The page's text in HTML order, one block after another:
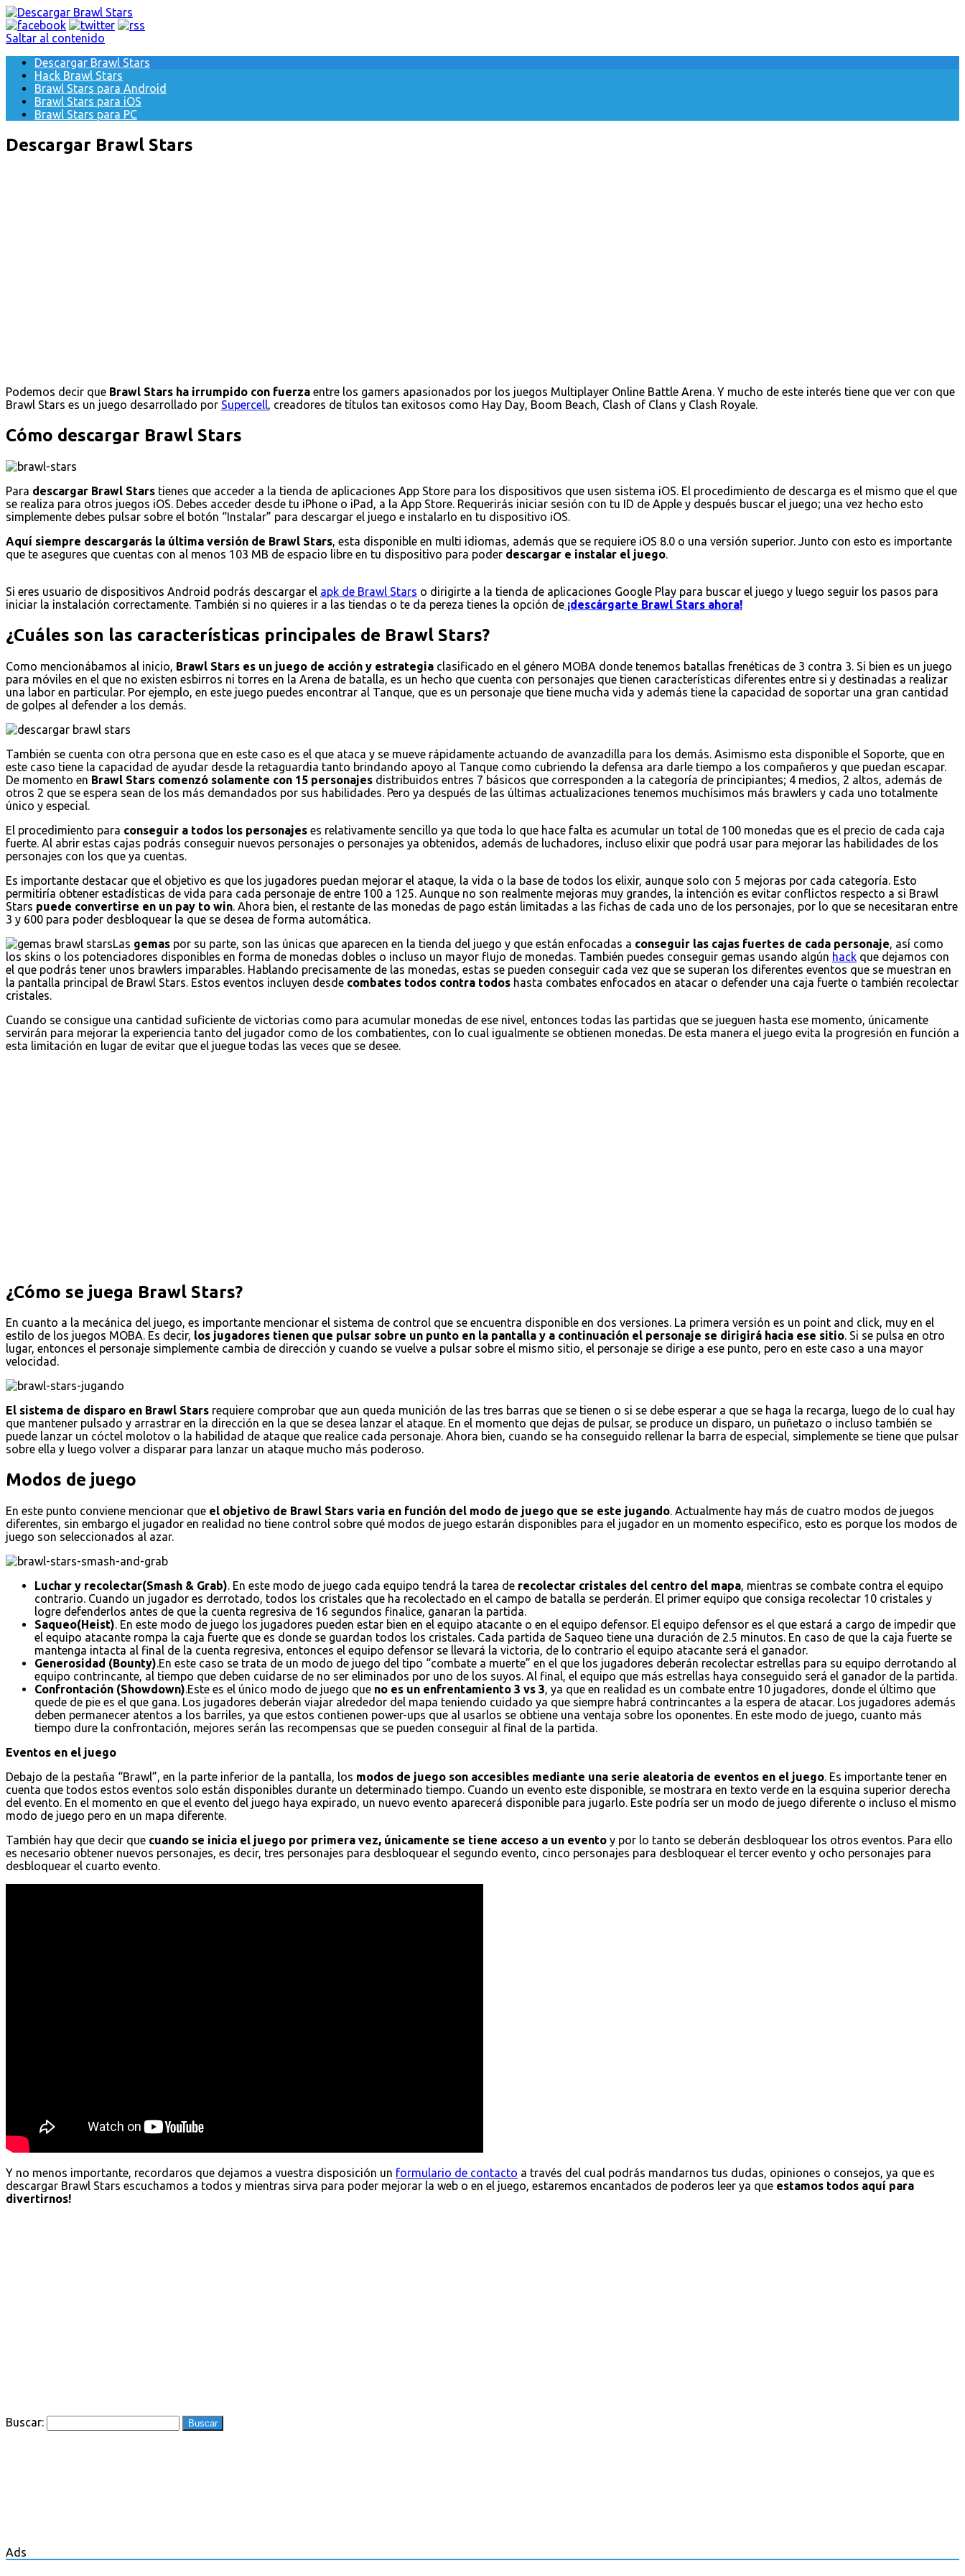
Saltar al contenido
Descargar Brawl Stars
Hack Brawl Stars
Brawl Stars para Android
Brawl Stars para iOS
Brawl Stars para PC
Descargar Brawl Stars
Podemos decir que Brawl Stars ha irrumpido con fuerza entre los gamers apasionados por los juegos Multiplayer Online Battle Arena. Y mucho de este interés tiene que ver con que
Brawl Stars es un juego desarrollado por Supercell, creadores de títulos tan exitosos como Hay Day, Boom Beach, Clash of Clans y Clash Royale.
Cómo descargar Brawl Stars
Para descargar Brawl Stars tienes que acceder a la tienda de aplicaciones App Store para los dispositivos que usen sistema iOS. El procedimiento de descarga es el mismo que el que
se realiza para otros juegos iOS. Debes acceder desde tu iPhone o iPad, a la App Store. Requerirás iniciar sesión con tu ID de Apple y después buscar el juego; una vez hecho esto
simplemente debes pulsar sobre el botón “Instalar” para descargar el juego e instalarlo en tu dispositivo iOS.
Aquí siempre descargarás la última versión de Brawl Stars, esta disponible en multi idiomas, además que se requiere iOS 8.0 o una versión superior. Junto con esto es importante
que te asegures que cuentas con al menos 103 MB de espacio libre en tu dispositivo para poder descargar e instalar el juego.
Si eres usuario de dispositivos Android podrás descargar el apk de Brawl Stars o dirigirte a la tienda de aplicaciones Google Play para buscar el juego y luego seguir los pasos para
iniciar la instalación correctamente. También si no quieres ir a las tiendas o te da pereza tienes la opción de ¡descárgarte Brawl Stars ahora!
¿Cuáles son las características principales de Brawl Stars?
Como mencionábamos al inicio, Brawl Stars es un juego de acción y estrategia clasificado en el género MOBA donde tenemos batallas frenéticas de 3 contra 3. Si bien es un juego
para móviles en el que no existen esbirros ni torres en la Arena de batalla, es un hecho que cuenta con personajes que tienen características diferentes entre si y destinadas a realizar
una labor en particular. Por ejemplo, en este juego puedes encontrar al Tanque, que es un personaje que tiene mucha vida y además tiene la capacidad de soportar una gran cantidad
de golpes al defender a los demás.
También se cuenta con otra persona que en este caso es el que ataca y se mueve rápidamente actuando de avanzadilla para los demás. Asimismo esta disponible el Soporte, que en
este caso tiene la capacidad de ayudar desde la retaguardia tanto brindando apoyo al Tanque como cubriendo la defensa ara darle tiempo a los compañeros y que puedan escapar.
De momento en Brawl Stars comenzó solamente con 15 personajes distribuidos entres 7 básicos que corresponden a la categoría de principiantes; 4 medios, 2 altos, además de
otros 2 que se espera sean de los más demandados por sus habilidades. Pero ya después de las últimas actualizaciones tenemos muchísimos más brawlers y cada uno totalmente
único y especial.
El procedimiento para conseguir a todos los personajes es relativamente sencillo ya que toda lo que hace falta es acumular un total de 100 monedas que es el precio de cada caja
fuerte. Al abrir estas cajas podrás conseguir nuevos personajes o personajes ya obtenidos, además de luchadores, incluso elixir que podrá usar para mejorar las habilidades de los
personajes con los que ya cuentas.
Es importante destacar que el objetivo es que los jugadores puedan mejorar el ataque, la vida o la base de todos los elixir, aunque solo con 5 mejoras por cada categoría. Esto
permitiría obtener estadísticas de vida para cada personaje de entre 100 a 125. Aunque no son realmente mejoras muy grandes, la intención es evitar conflictos respecto a si Brawl
Stars puede convertirse en un pay to win . Ahora bien, el restante de las monedas de pago están limitadas a las fichas de cada uno de los personajes, por lo que se necesitaran entre
3 y 600 para poder desbloquear la que se desea de forma automática.
Las gemas por su parte, son las únicas que aparecen en la tienda del juego y que están enfocadas a conseguir las cajas fuertes de cada personaje , así como
los skins o los potenciadores disponibles en forma de monedas dobles o incluso un mayor flujo de monedas. También puedes conseguir gemas usando algún hack que dejamos con
el que podrás tener unos brawlers imparables. Hablando precisamente de las monedas, estas se pueden conseguir cada vez que se superan los diferentes eventos que se muestran en
la pantalla principal de Brawl Stars. Estos eventos incluyen desde combates todos contra todos hasta combates enfocados en atacar o defender una caja fuerte o también recolectar
cristales.
Cuando se consigue una cantidad suficiente de victorias como para acumular monedas de ese nivel, entonces todas las partidas que se jueguen hasta ese momento, únicamente
servirán para mejorar la experiencia tanto del jugador como de los combatientes, con lo cual igualmente se obtienen monedas. De esta manera el juego evita la progresión en función a
esta limitación en lugar de evitar que el juegue todas las veces que se desee.
¿Cómo se juega Brawl Stars?
En cuanto a la mecánica del juego, es importante mencionar el sistema de control que se encuentra disponible en dos versiones. La primera versión es un point and click, muy en el
estilo de los juegos MOBA. Es decir, los jugadores tienen que pulsar sobre un punto en la pantalla y a continuación el personaje se dirigirá hacia ese sitio. Si se pulsa en otro
lugar, entonces el personaje simplemente cambia de dirección y cuando se vuelve a pulsar sobre el mismo sitio, el personaje se dirige a ese punto, pero en este caso a una mayor
velocidad.
El sistema de disparo en Brawl Stars requiere comprobar que aun queda munición de las tres barras que se tienen o si se debe esperar a que se haga la recarga, luego de lo cual hay
que mantener pulsado y arrastrar en la dirección en la que se desea lanzar el ataque. En el momento que dejas de pulsar, se produce un disparo, un puñetazo o incluso también se
puede lanzar un cóctel molotov o la habilidad de ataque que realice cada personaje. Ahora bien, cuando se ha conseguido rellenar la barra de especial, simplemente se tiene que pulsar
sobre ella y luego volver a disparar para lanzar un ataque mucho más poderoso.
Modos de juego
En este punto conviene mencionar que el objetivo de Brawl Stars varia en función del modo de juego que se este jugando. Actualmente hay más de cuatro modos de juegos
diferentes, sin embargo el jugador en realidad no tiene control sobre qué modos de juego estarán disponibles para el jugador en un momento especifico, esto es porque los modos de
juego son seleccionados al azar.
Luchar y recolectar(Smash & Grab). En este modo de juego cada equipo tendrá la tarea de recolectar cristales del centro del mapa, mientras se combate contra el equipo
contrario. Cuando un jugador es derrotado, todos los cristales que ha recolectado en el campo de batalla se perderán. El primer equipo que consiga recolectar 10 cristales y
logre defenderlos antes de que la cuenta regresiva de 16 segundos finalice, ganaran la partida.
Saqueo(Heist). En este modo de juego los jugadores pueden estar bien en el equipo atacante o en el equipo defensor. El equipo defensor es el que estará a cargo de impedir que
el equipo atacante rompa la caja fuerte que es donde se guardan todos los cristales. Cada partida de Saqueo tiene una duración de 2.5 minutos. En caso de que la caja fuerte se
mantenga intacta al final de la cuenta regresiva, entonces el equipo defensor se llevará la victoria, de lo contrario el equipo atacante será el ganador.
Generosidad (Bounty).En este caso se trata de un modo de juego del tipo “combate a muerte” en el que los jugadores deberán recolectar estrellas para su equipo derrotando al
equipo contrincante, al tiempo que deben cuidarse de no ser eliminados por uno de los suyos. Al final, el equipo que más estrellas haya conseguido será el ganador de la partida.
Confrontación (Showdown).Este es el único modo de juego que no es un enfrentamiento 3 vs 3, ya que en realidad es un combate entre 10 jugadores, donde el último que
quede de pie es el que gana. Los jugadores deberán viajar alrededor del mapa teniendo cuidado ya que siempre habrá contrincantes a la espera de atacar. Los jugadores además
deben permanecer atentos a los barriles, ya que estos contienen power-ups que al usarlos se obtiene una ventaja sobre los oponentes. En este modo de juego, cuanto más
tiempo dure la confrontación, mejores serán las recompensas que se pueden conseguir al final de la partida.
Eventos en el juego
Debajo de la pestaña “Brawl”, en la parte inferior de la pantalla, los modos de juego son accesibles mediante una serie aleatoria de eventos en el juego. Es importante tener en
cuenta que todos estos eventos solo están disponibles durante un determinado tiempo. Cuando un evento este disponible, se mostrara en texto verde en la esquina superior derecha
del evento. En el momento en que el evento del juego haya expirado, un nuevo evento aparecerá disponible para jugarlo. Este podría ser un modo de juego diferente o incluso el mismo
modo de juego pero en un mapa diferente.
También hay que decir que cuando se inicia el juego por primera vez, únicamente se tiene acceso a un evento y por lo tanto se deberán desbloquear los otros eventos. Para ello
es necesario obtener nuevos personajes, es decir, tres personajes para desbloquear el segundo evento, cinco personajes para desbloquear el tercer evento y ocho personajes para
desbloquear el cuarto evento.
Y no menos importante, recordaros que dejamos a vuestra disposición un formulario de contacto a través del cual podrás mandarnos tus dudas, opiniones o consejos, ya que es
descargar Brawl Stars escuchamos a todos y mientras sirva para poder mejorar la web o en el juego, estaremos encantados de poderos leer ya que estamos todos aquí para
divertirnos!
Buscar:
Ads